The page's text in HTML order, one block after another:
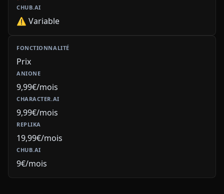
⚠️ Variable
Prix
9,99€/mois
9,99€/mois
19,99€/mois
9€/mois